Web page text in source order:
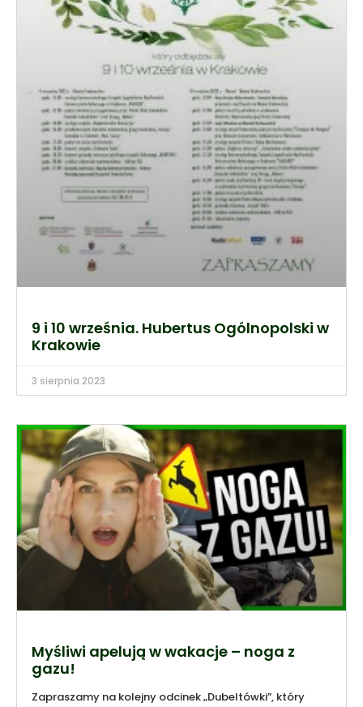
9 i 10 września. Hubertus Ogólnopolski w
Krakowie
3 sierpnia 2023
Myśliwi apelują w wakacje – noga z
gazu!
Zapraszamy na kolejny odcinek „Dubeltówki”, który